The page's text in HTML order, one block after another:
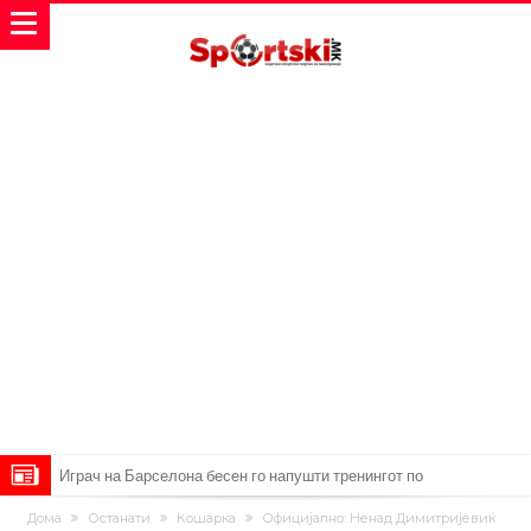
Играч на Барселона бесен го напушти тренингот по
срцепарателните зборови на Флик
Кам-бек на терен за Мудрик по над 600 дена, но веднаш
Дома Останати Кошарка
Официјално: Ненад Димитријевиќ